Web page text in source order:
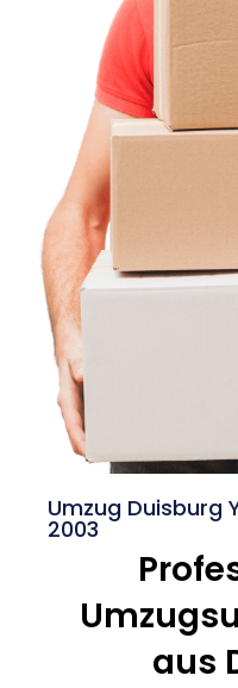
Umzug Duisburg
2003
aus